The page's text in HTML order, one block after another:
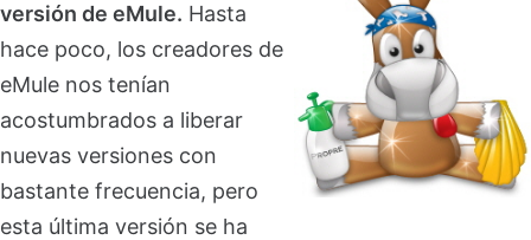
versión de eMule. Hasta
hace poco, los creadores de
eMule nos tenían
acostumbrados a liberar
nuevas versiones con
bastante frecuencia, pero
esta última versión se ha